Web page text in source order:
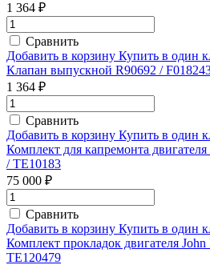
1 364 ₽
Сравнить
Добавить в корзину Купить в один
Клапан выпускной R90692 /
1 364 ₽
Сравнить
Добавить в корзину Купить в один
Комплект для капремонта
/ TE10183
75 000 ₽
Сравнить
Добавить в корзину Купить в один
Комплект прокладок двигателя
TE120479